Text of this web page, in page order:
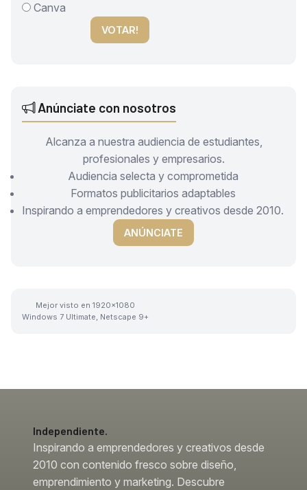
Canva
VOTAR!
Anúnciate con nosotros
Alcanza a nuestra audiencia de estudiantes,
profesionales y empresarios.
Audiencia selecta y comprometida
Formatos publicitarios adaptables
Inspirando a emprendedores y creativos desde 2010.
ANÚNCIATE
Mejor visto en 1920x1080
Windows 7 Ultimate, Netscape 9+
Independiente.
Inspirando a emprendedores y creativos desde
2010 con contenido fresco sobre diseño,
emprendimiento y marketing. Descubre